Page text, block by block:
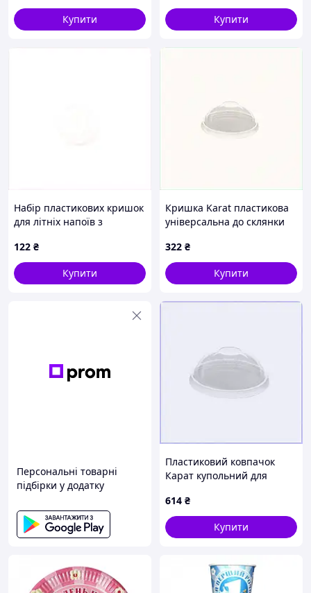
6154MK801K
Купити Купити
Набір пластикових кришок
для літніх напоїв з
185885B8T
122 ₴
Купити
Кришка Karat пластикова
універсальна до склянки
61BM5481T5
322 ₴
Купити
Персональні товарні
підбірки у додатку
Пластиковий ковпачок
Карат купольний для
614 ₴
Купити